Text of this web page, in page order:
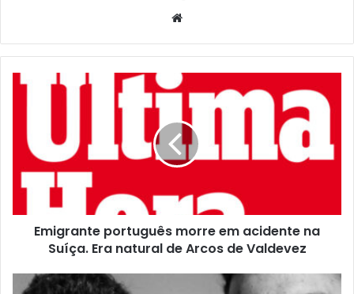
Website
Emigrante português morre em acidente na
Suíça. Era natural de Arcos de Valdevez